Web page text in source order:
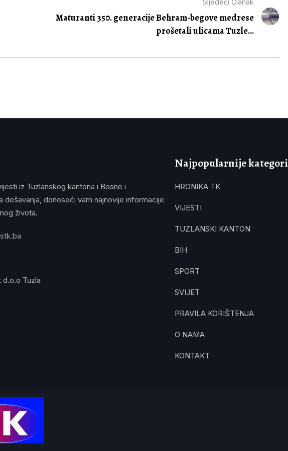
Sljedeći Članak
Maturanti 350. generacije Behram-begove medrese
prošetali ulicama Tuzle...
iz Tuzlanskog kantona i Bosne i
dešavanja, donoseći vam najnovije informacije
života.
d.o.o Tuzla
Najpopularnije
HRONIKA TK
VIJESTI
TUZLANSKI KANTON
BIH
SPORT
SVIJET
PRAVILA KORIŠTENJA
O NAMA
KONTAKT